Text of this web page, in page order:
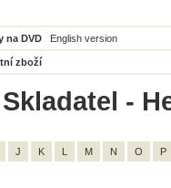
na DVD English version
zboží
-
J K L M N O P